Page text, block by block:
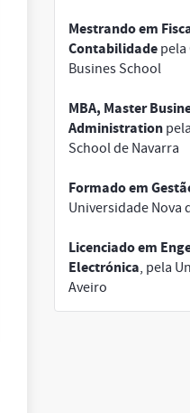
Mestrando em
Contabilidadepela
Busines School
MBA, Master
Administration
School de Navarra
Formado em
Universidade Nova
Licenciado em
Electrónica, pela
Aveiro